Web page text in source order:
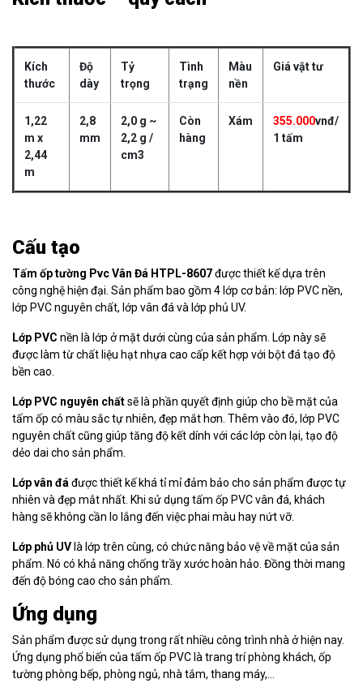
Kích
thước
Độ
dày
Tỷ
trọng
Tình
trạng
Màu
nền
Giá vật tư
1,22
m x
2,44
m
2,8
mm
2,0 g ~
2,2 g /
cm3
Còn
hàng
Xám 355.000vnđ/
1 tấm
Cấu tạo
Tấm ốp tường Pvc Vân Đá HTPL-8607được thiết kế dựa trên
công nghệ hiện đại. Sản phẩm bao gồm 4 lớp cơ bản: lớp PVC nền,
lớp PVC nguyên chất, lớp vân đá và lớp phủ UV.
Lớp PVC nền là lớp ở mặt dưới cùng của sản phẩm. Lớp này sẽ
được làm từ chất liệu hạt nhựa cao cấp kết hợp với bột đá tạo độ
bền cao.
Lớp PVC nguyên chấtsẽ là phần quyết định giúp cho bề mặt của
tấm ốp có màu sắc tự nhiên, đẹp mắt hơn. Thêm vào đó, lớp PVC
nguyên chất cũng giúp tăng độ kết dính với các lớp còn lại, tạo độ
dẻo dai cho sản phẩm.
Lớp vân đáđược thiết kế khá tỉ mỉ đảm bảo cho sản phẩm được tự
nhiên và đẹp mắt nhất. Khi sử dụng tấm ốp PVC vân đá, khách
hàng sẽ không cần lo lắng đến việc phai màu hay nứt vỡ.
Lớp phủ UV là lớp trên cùng, có chức năng bảo vệ về mặt của sản
phẩm. Nó có khả năng chống trầy xước hoàn hảo. Đồng thời mang
đến độ bóng cao cho sản phẩm.
Ứng dụng
Sản phẩm được sử dụng trong rất nhiều công trình nhà ở hiện nay.
Ứng dụng phổ biến của tấm ốp PVC là trang trí phòng khách, ốp
tường phòng bếp, phòng ngủ, nhà tắm, thang máy,…